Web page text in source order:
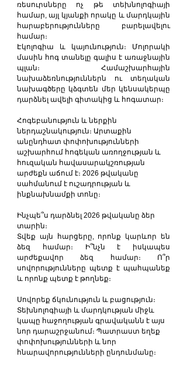
ռեսուրսները ոչ թե տեխնոլոգիայի
համար, այլ կյանքի որակը և մարդկային
հարաբերությունները բարելավելու
համար։
Էկոլոգիա և կայունություն։ Մոլորակի
մասին հոգ տանելը գալիս է առաջնային
պլան։ Համաշխարհային
նախաձեռնություններն ու տեղական
նախագծերը կձգտեն մեր կենսակերպը
դարձնել ավելի գիտակից և հոգատար։
Հոգեբանություն և ներքին
ներդաշնակություն։ Արտաքին
անընդհատ փոփոխությունների
աշխարհում հոգեկան առողջության և
հուզական հավասարակշռության
արժեքն աճում է։ 2026 թվականը
սահմանում է ուշադրության և
ինքնախնամքի տոնը։
Ինչպե՞ս դարձնել 2026 թվականը ձեր
տարին։
Տվեք այն հարցերը, որոնք կարևոր են
ձեզ համար։ Ի՞նչն է իսկապես
արժեքավոր ձեզ համար։ Ո՞ր
սովորությունները պետք է պահպանեք
և որոնք պետք է թողնեք։
Սովորեք ճկունություն և բացություն։
Տեխնոլոգիայի և մարդկության միջև
կապը հաջողության գրավականն է այս
նոր դարաշրջանում։ Պատրաստ եղեք
փոփոխությունների և նոր
հնարավորությունների ընդունմանը։